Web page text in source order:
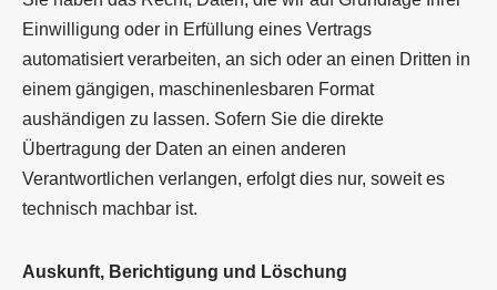
Einwilligung oder in Erfüllung eines Vertrags
automatisiert verarbeiten, an sich oder an einen Dritten in
einem gängigen, maschinenlesbaren Format
aushändigen zu lassen. Sofern Sie die direkte
Übertragung der Daten an einen anderen
Verantwortlichen verlangen, erfolgt dies nur, soweit es
technisch machbar ist.
Auskunft, Berichtigung und Löschung